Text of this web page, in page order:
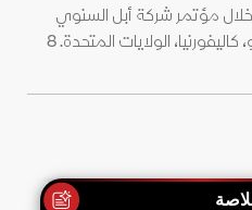
مؤتمر شركة أبل السنوي
للمطورين WWDC26، كوبيرتينو، كاليفورنيا، الولايات المتحدة. 8